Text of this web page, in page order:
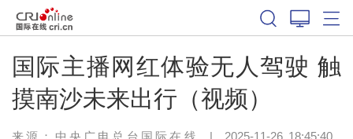
国际主播网红体验无人驾驶 触
摸南沙未来出行（视频）
来源：中央广电总台国际在线 | 2025-11-26 18:45:40